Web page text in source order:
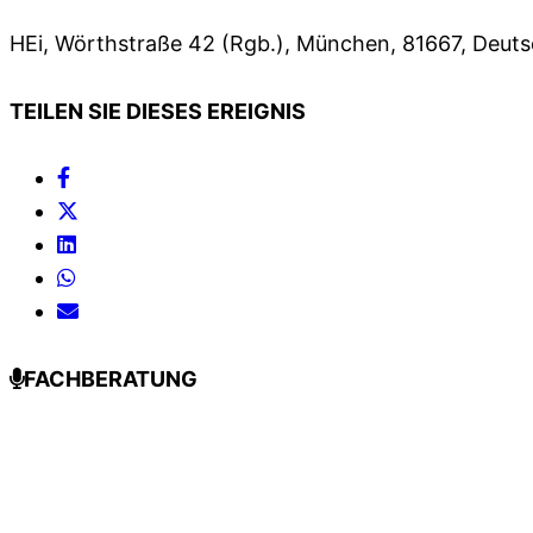
HEi, Wörthstraße 42 (Rgb.), München, 81667,
TEILEN SIE DIESES EREIGNIS
FACHBERATUNG